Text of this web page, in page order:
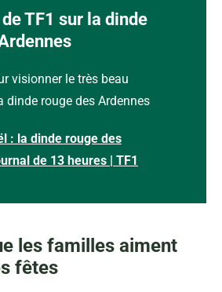
TF1 sur la dinde
visionner le très beau
dinde rouge des Ardennes
: la dinde rouge des
de 13 heures | TF1
les familles aiment
fêtes